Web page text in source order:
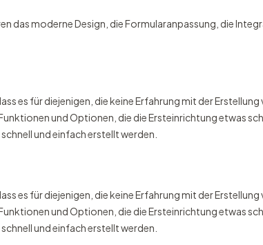
das moderne Design, die Formularanpassung, die
es für diejenigen, die keine Erfahrung mit der
und Optionen, die die Ersteinrichtung etwas
und einfach erstellt werden.
es für diejenigen, die keine Erfahrung mit der
und Optionen, die die Ersteinrichtung etwas
und einfach erstellt werden.